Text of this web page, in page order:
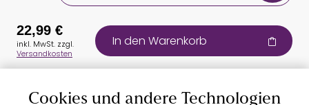
22,99 €
inkl. MwSt. zzgl.
Versandkosten
In den Warenkorb
Cookies und andere Technologien